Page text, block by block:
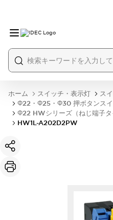
ホーム スイッチ・表示灯
ス
Φ22・Φ25・Φ30 押ボタンス
Φ22 HWシリーズ（ねじ端子タ
HW1L-A202D2PW